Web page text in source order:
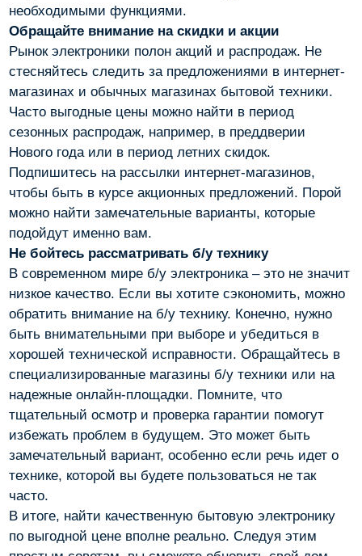
необходимыми функциями.
Обращайте внимание на скидки и акции
Рынок электроники полон акций и распродаж. Не
стесняйтесь следить за предложениями в интернет-
магазинах и обычных магазинах бытовой техники.
Часто выгодные цены можно найти в период
сезонных распродаж, например, в преддверии
Нового года или в период летних скидок.
Подпишитесь на рассылки интернет-магазинов,
чтобы быть в курсе акционных предложений. Порой
можно найти замечательные варианты, которые
подойдут именно вам.
Не бойтесь рассматривать б/у технику
В современном мире б/у электроника – это не значит
низкое качество. Если вы хотите сэкономить, можно
обратить внимание на б/у технику. Конечно, нужно
быть внимательными при выборе и убедиться в
хорошей технической исправности. Обращайтесь в
специализированные магазины б/у техники или на
надежные онлайн-площадки. Помните, что
тщательный осмотр и проверка гарантии помогут
избежать проблем в будущем. Это может быть
замечательный вариант, особенно если речь идет о
технике, которой вы будете пользоваться не так
часто.
В итоге, найти качественную бытовую электронику
по выгодной цене вполне реально. Следуя этим